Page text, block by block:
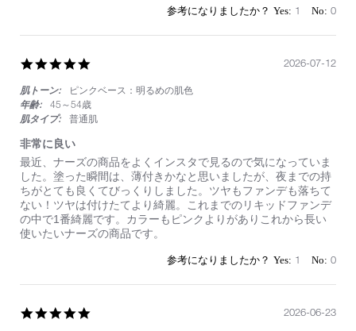
ま
る
1 0
rating
肌トーン:
ピンクベース：明るめの肌色
年齢:
45～54歳
肌タイプ:
普通肌
非常に良い
Review
by
on
12
Jul
2026
review
stating
非
常
に
良
い
最近、ナーズの商品をよくインスタで見るので気になっていま
した。塗った瞬間は、薄付きかなと思いましたが、夜までの持
ちがとても良くてびっくりしました。ツヤもファンデも落ちて
ない！ツヤは付けたてより綺麗。これまでのリキッドファンデ
の中で1番綺麗です。カラーもピンクよりがありこれから長い
使いたいナーズの商品です。
2026-07-12
1 0
2026-06-23